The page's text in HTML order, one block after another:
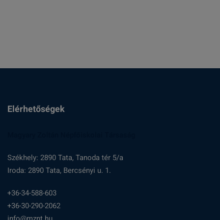
Elérhetőségek
Székhely: 2890 Tata, Tanoda tér 5/a
Iroda: 2890 Tata, Bercsényi u. 1.
+36-34-588-603
+36-30-290-2062